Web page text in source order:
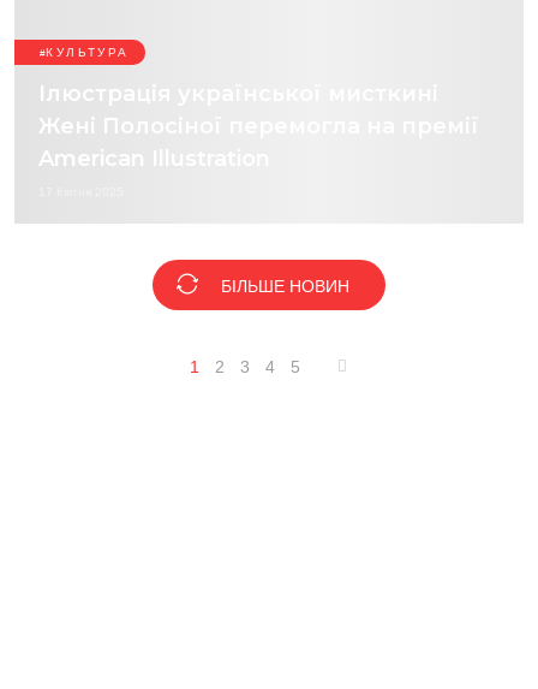
КУЛЬТУРА
Ілюстрація української мисткині
Жені Полосіної перемогла на премії
American Illustration
БІЛЬШЕ НОВИН
1 2 3 4 5